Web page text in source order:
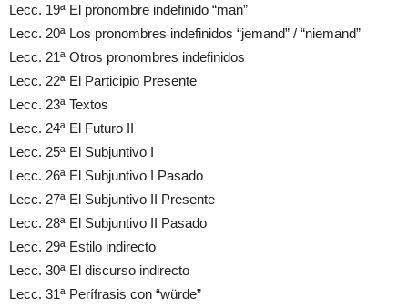
Lecc. 19ª El pronombre indefinido “man”
Lecc. 20ª Los pronombres indefinidos “jemand” / “niemand”
Lecc. 21ª Otros pronombres indefinidos
Lecc. 22ª El Participio Presente
Lecc. 23ª Textos
Lecc. 24ª El Futuro II
Lecc. 25ª El Subjuntivo I
Lecc. 26ª El Subjuntivo I Pasado
Lecc. 27ª El Subjuntivo II Presente
Lecc. 28ª El Subjuntivo II Pasado
Lecc. 29ª Estilo indirecto
Lecc. 30ª El discurso indirecto
Lecc. 31ª Perífrasis con “würde”